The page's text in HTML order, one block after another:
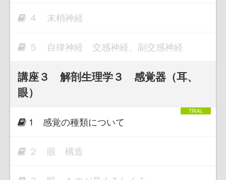
４ 末梢神経
５ 自律神経 交感神経、副交感神経
講座３ 解剖生理学３ 感覚器（耳、
眼）
1 感覚の種類について
２ 眼 構造